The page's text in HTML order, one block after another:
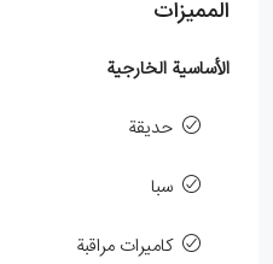
المميزات
الأساسية الخارجية
حديقة
سبا
كاميرات مراقبة